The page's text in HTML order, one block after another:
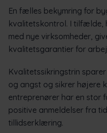
En fælles bekymring for
kvalitetskontrol. I tilfælde,
med nye virksomheder,
kvalitetsgarantier for
Kvalitetssikringstrin
og angst og sikrer højere
entreprenører har en stor
positive anmeldelser fra
tillidserklæring.